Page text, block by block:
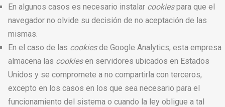
En algunos casos es necesario instalar cookiespara que el
navegador no olvide su decisión de no aceptación de las
mismas.
En el caso de las cookiesde Google Analytics, esta empresa
almacena las cookiesen servidores ubicados en Estados
Unidos y se compromete a no compartirla con terceros,
excepto en los casos en los que sea necesario para el
funcionamiento del sistema o cuando la ley obligue a tal